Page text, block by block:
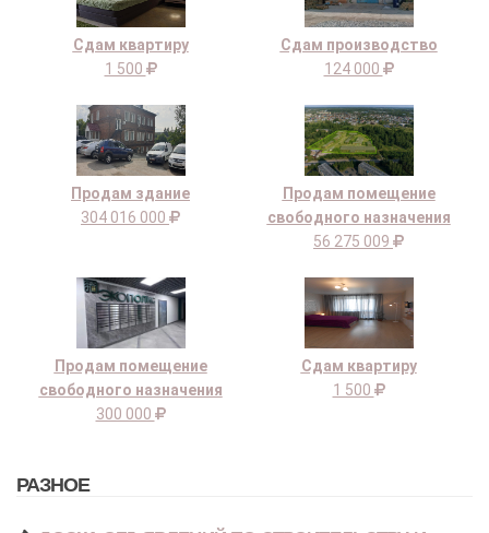
Сдам квартиру
1 500
Сдам производство
124 000
Продам здание
304 016 000
Продам помещение
свободного назначения
56 275 009
Продам помещение
свободного назначения
300 000
Сдам квартиру
1 500
РАЗНОЕ